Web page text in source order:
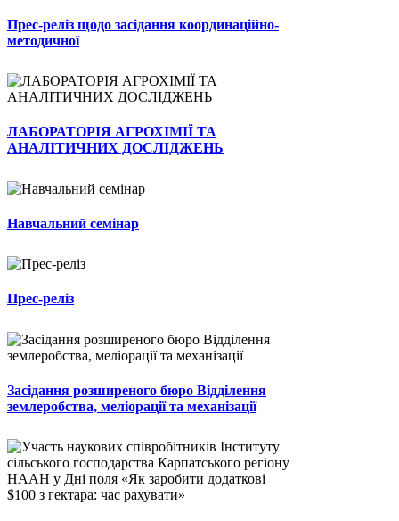
Прес-реліз щодо засідання координаційно-
методичної
ЛАБОРАТОРІЯ АГРОХІМІЇ ТА
АНАЛІТИЧНИХ ДОСЛІДЖЕНЬ
Навчальний семінар
Прес-реліз
Засідання розширеного бюро Відділення
землеробства, меліорації та механізації